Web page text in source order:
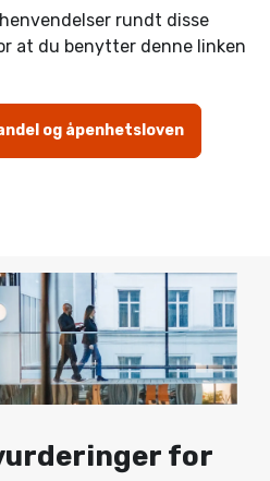
rundt disse
at du benytter denne linken
og åpenhetsloven
for